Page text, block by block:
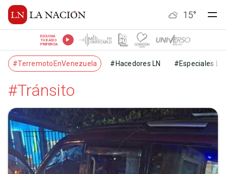
15°
ESCUCHÁ
TU RADIO
PREFERIDA
#TerremotoEnVenezuela #Hacedores LN #Especiales LN
#Tránsito